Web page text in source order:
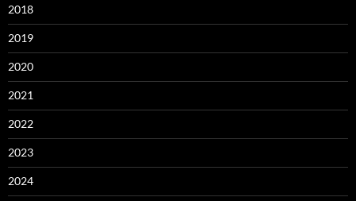
2018
2019
2020
2021
2022
2023
2024